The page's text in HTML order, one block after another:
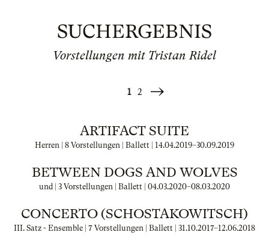
SUCHERGEBNIS
Vorstellungen mit Tristan Ridel
1 2
Weiter
ARTIFACT SUITE
Herren | 8 Vorstellungen | Ballett | 14.04.2019–30.09.2019
BETWEEN DOGS AND WOLVES
und | 3 Vorstellungen | Ballett | 04.03.2020–08.03.2020
CONCERTO (SCHOSTAKOWITSCH)
III. Satz - Ensemble | 7 Vorstellungen | Ballett | 31.10.2017–12.06.2018